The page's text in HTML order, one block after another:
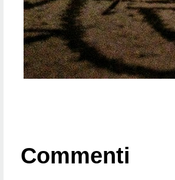
Commenti